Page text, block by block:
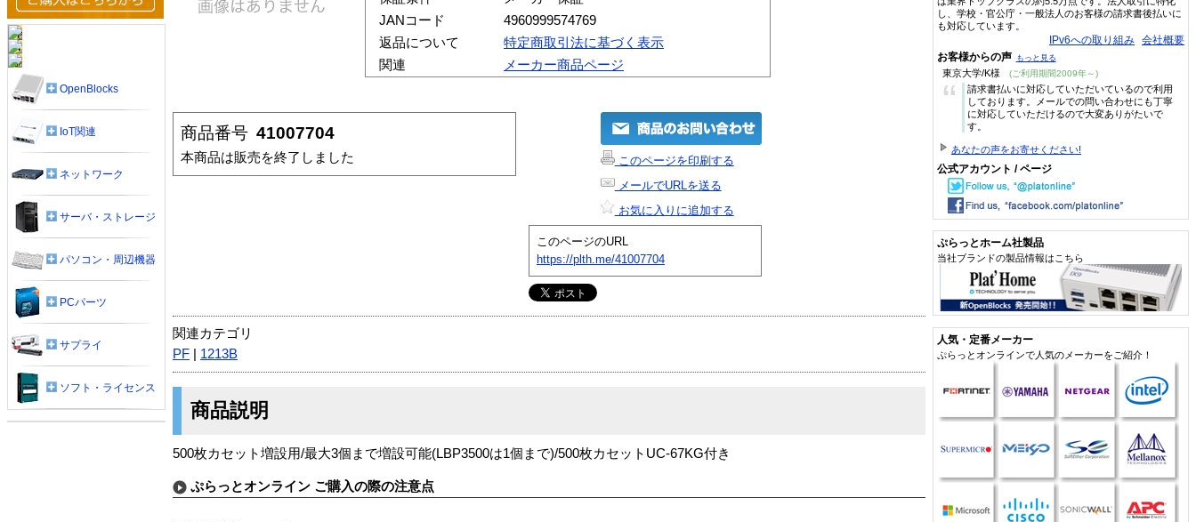
JANコード
4960999574769
返品について
特定商取引法に基づく表示
関連
メーカー商品ページ
商品番号 41007704
本商品は販売を終了しました
このページを印刷する
メールでURLを送る
お気に入りに追加する
このページのURL
https://plth.me/41007704
関連カテゴリ
PF
1213B
商品説明
500枚カセット増設用/最大3個まで増設可能(LBP3500は1個まで)/500枚カセットUC-67KG付き
ぷらっとオンライン ご購入の際の注意点
OpenBlocks
IoT関連
ネットワーク
サーバ・ストレージ
パソコン・周辺機器
PCパーツ
サプライ
ソフト・ライセンス
し、学校・官公庁・一般法人のお客様の請求書後払いに
も対応しています。
IPv6への取り組み 会社概要
お客様からの声 もっと見る
東京大学/K様 (ご利用期間2009年～)
“
請求書払いに対応していただいているので利用
しております。メールでの問い合わせにも丁寧
に対応していただけるので大変ありがたいで
す。
あなたの声をお寄せください!
公式アカウント / ページ
ぷらっとホーム社製品
当社ブランドの製品情報はこちら
人気・定番メーカー
ぷらっとオンラインで人気のメーカーをご紹介！